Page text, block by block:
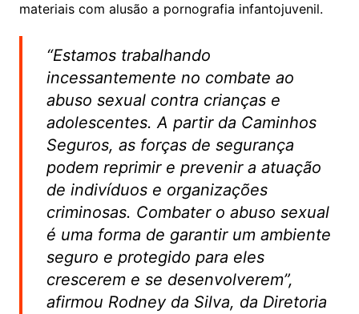
materiais com alusão a pornografia infantojuvenil.
“Estamos trabalhando
incessantemente no combate ao
abuso sexual contra crianças e
adolescentes. A partir da Caminhos
Seguros, as forças de segurança
podem reprimir e prevenir a atuação
de indivíduos e organizações
criminosas. Combater o abuso sexual
é uma forma de garantir um ambiente
seguro e protegido para eles
crescerem e se desenvolverem”,
afirmou Rodney da Silva, da Diretoria